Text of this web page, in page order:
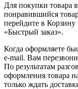
Для покупки товара
понравившийся
перейдите в
«Быстрый заказ».
Когда оформляете
e-mail. Вам
По результатам
оформления товара
только ждать